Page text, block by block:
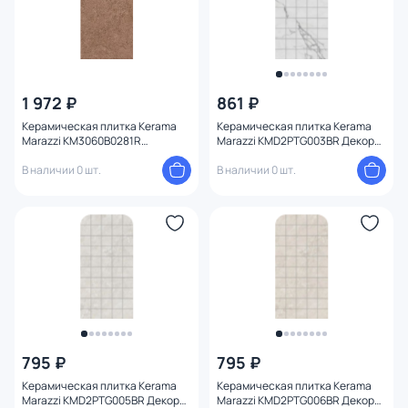
1 972 ₽
Керамическая плитка Kerama
Marazzi KM3060B0281R
Руссильон коричневый матовый
обрезной 30x60x0,9
В наличии 0 шт.
861 ₽
Керамическая плитка Kerama
Marazzi KMD2PTG003BR Декор
глянцевый обрезной 30x60x0,9
В наличии 0 шт.
795 ₽
Керамическая плитка Kerama
Marazzi KMD2PTG005BR Декор
795 ₽
Керамическая плитка Kerama
Marazzi KMD2PTG006BR Декор